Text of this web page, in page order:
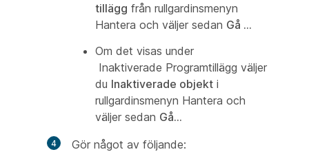
tillägg från rullgardinsmenyn
Hantera och väljer sedan Gå ...
Om det visas under
Inaktiverade Programtillägg väljer
du Inaktiverade objekt i
rullgardinsmenyn Hantera och
väljer sedan Gå...
Gör något av följande: